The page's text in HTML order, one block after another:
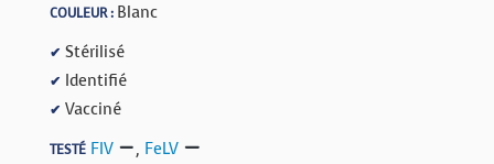
COULEUR : Blanc
✔ Stérilisé
✔ Identifié
✔ Vacciné
TESTÉ FIV , FeLV